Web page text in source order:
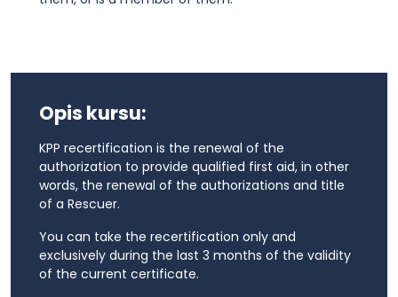
Opis kursu:
KPP recertification is the renewal of the
authorization to provide qualified first aid, in other
words, the renewal of the authorizations and title
of a Rescuer.
You can take the recertification only and
exclusively during the last 3 months of the validity
of the current certificate.